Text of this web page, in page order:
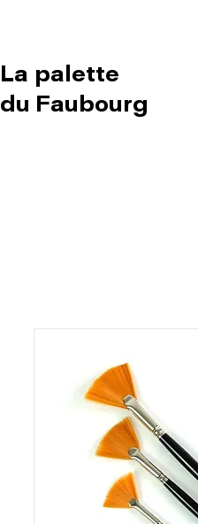
La palette
du Faubourg